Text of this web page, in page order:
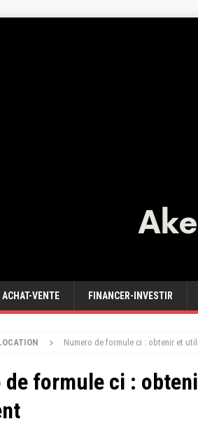
ACHAT-VENTE FINANCER-INVESTIR
Numero de formule ci : obtenir et
de formule ci :